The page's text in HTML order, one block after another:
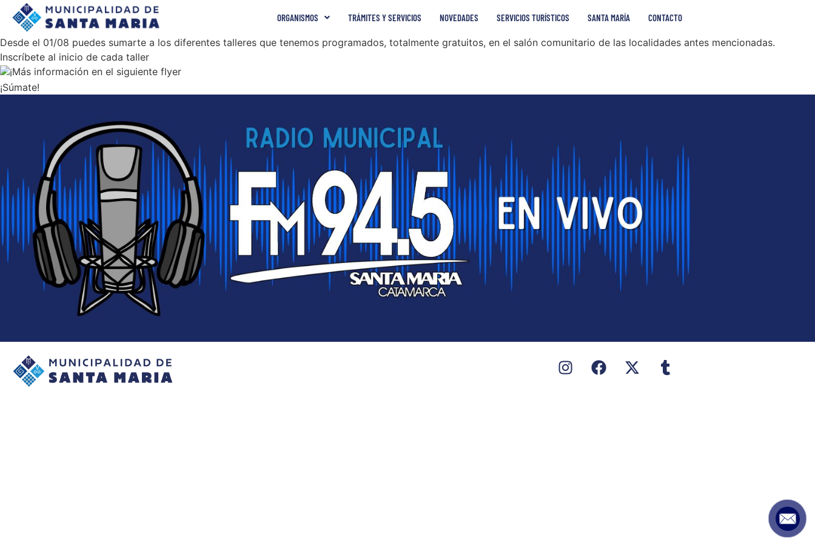
ORGANISMOS TRÁMITES Y SERVICIOS NOVEDADES SERVICIOS TURÍSTICOS SANTA MARÍA CONTACTO
Desde el 01/08 puedes sumarte a los diferentes talleres que tenemos programados, totalmente gratuitos, en el salón comunitario de las localidades antes mencionadas.
Inscríbete al inicio de cada taller
Más información en el siguiente flyer
¡Súmate!